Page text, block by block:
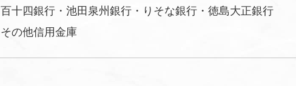
百十四銀行・池田泉州銀行・りそな銀行・徳島大正銀行
その他信用金庫